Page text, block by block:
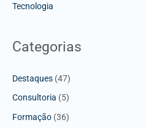
Tecnologia
Categorias
Destaques (47)
Consultoria (5)
Formação (36)